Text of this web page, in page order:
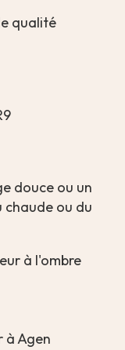
qualité
douce ou un
chaude ou du
à l'ombre
à Agen